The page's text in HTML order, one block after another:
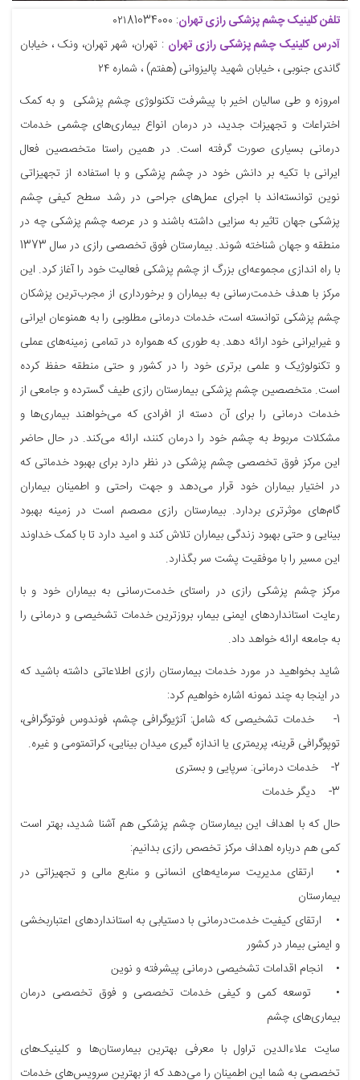
تلفن کلینیک چشم پزشکی رازی تهران: ۰۲۱81034۰0۰
آدرس کلینیک چشم پزشکی رازی تهران : تهران، شهر تهران، ونک ، خیابان
گاندی جنوبی ، خیابان شهید پالیزوانی (هفتم) ، شماره ۲۴
امروزه و طی سالیان اخیر با پیشرفت تکنولوژی چشم پزشکی و به کمک
اختراعات و تجهیزات جدید، در درمان انواع بیماری‌های چشمی خدمات
درمانی بسیاری صورت گرفته است. در همین راستا متخصصین فعال
ایرانی با تکیه بر دانش خود در چشم پزشکی و با استفاده از تجهیزاتی
نوین توانسته‌اند با اجرای عمل‌های جراحی در رشد سطح کیفی چشم
پزشکی جهان تاثیر به سزایی داشته باشند و در عرصه چشم پزشکی چه در
منطقه و جهان شناخته شوند. بیمارستان فوق تخصصی رازی در سال 1373
با راه اندازی مجموعه‌ای بزرگ از چشم پزشکی فعالیت خود را آغاز کرد. این
مرکز با هدف خدمت‌رسانی به بیماران و برخورداری از مجرب‌ترین پزشکان
چشم پزشکی توانسته است، خدمات درمانی مطلوبی را به همنوعان ایرانی
و غیرایرانی خود ارائه دهد. به طوری که همواره در تمامی زمینه‌های عملی
و تکنولوژیک و علمی برتری خود را در کشور و حتی منطقه حفظ کرده
است. متخصصین چشم پزشکی بیمارستان رازی طیف گسترده و جامعی از
خدمات درمانی را برای آن دسته از افرادی که می‌خواهند بیماری‌ها و
مشکلات مربوط به چشم خود را درمان کنند، ارائه می‌کند. در حال حاضر
این مرکز فوق تخصصی چشم پزشکی در نظر دارد برای بهبود خدماتی که
در اختیار بیماران خود قرار می‌دهد و جهت راحتی و اطمینان بیماران
گام‌های موثرتری بردارد. بیمارستان رازی مصصم است در زمینه بهبود
بینایی و حتی بهبود زندگی بیماران تلاش کند و امید دارد تا با کمک خداوند
این مسیر را با موفقیت پشت سر بگذارد.
مرکز چشم پزشکی رازی در راستای خدمت‌رسانی به بیماران خود و با
رعایت استانداردهای ایمنی بیمار، بروزترین خدمات تشخیصی و درمانی را
به جامعه ارائه خواهد داد.
شاید بخواهید در مورد خدمات بیمارستان رازی اطلاعاتی داشته باشید که
در اینجا به چند نمونه اشاره خواهیم کرد:
1- خدمات تشخیصی که شامل: آنژیوگرافی چشم، فوندوس فوتوگرافی،
توپوگرافی قرینه، پریمتری یا اندازه گیری میدان بینایی، کراتمتومی و غیره.
2- خدمات درمانی: سرپایی و بستری
3- دیگر خدمات
حال که با اهداف این بیمارستان چشم پزشکی هم آشنا شدید، بهتر است
کمی هم درباره اهداف مرکز تخصص رازی بدانیم:
• ارتقای مدیریت سرمایه‌های انسانی و منابع مالی و تجهیزاتی در
بیمارستان
• ارتقای کیفیت خدمت‌درمانی با دستیابی به استانداردهای اعتباربخشی
و ایمنی بیمار در کشور
• انجام اقدامات تشخیصی درمانی پیشرفته و نوین
• توسعه کمی و کیفی خدمات تخصصی و فوق تخصصی درمان
بیماری‌های چشم
سایت علاءالدین تراول با معرفی بهترین بیمارستان‌ها و کلینیک‌های
تخصصی به شما این اطمینان را می‌دهد که از بهترین سرویس‌های خدمات